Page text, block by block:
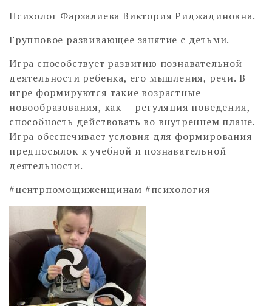
Психолог Фарзалиева Виктория Риджадиновна.
Групповое развивающее занятие с детьми.
Игра способствует развитию познавательной
деятельности ребенка, его мышления, речи. В
игре формируются такие возрастные
новообразования, как — регуляция поведения,
способность действовать во внутреннем плане.
Игра обеспечивает условия для формирования
предпосылок к учебной и познавательной
деятельности.
#центрпомощиженщинам #психология